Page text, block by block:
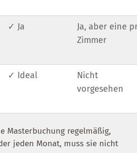
✓ Ja
Ja, aber eine
Zimmer
✓ Ideal
Nicht
vorgesehen
Masterbuchung regelmäßig,
jeden Monat, muss sie nicht